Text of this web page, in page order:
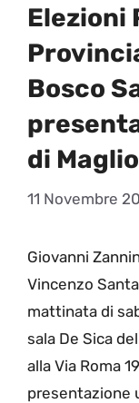
Elezioni
Bosco
di
11 Novembre
Giovanni
Vincenzo
mattinata di
sala De Sica
alla Via Roma
presentazione